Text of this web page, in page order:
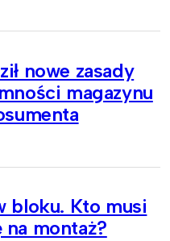
nowe zasady
magazynu
bloku. Kto musi
montaż?